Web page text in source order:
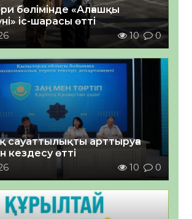
бөлімінде «Алғашқы
іс-шарасы өтті
10 0
сауаттылықты арттыруға
кездесу өтті
10 0